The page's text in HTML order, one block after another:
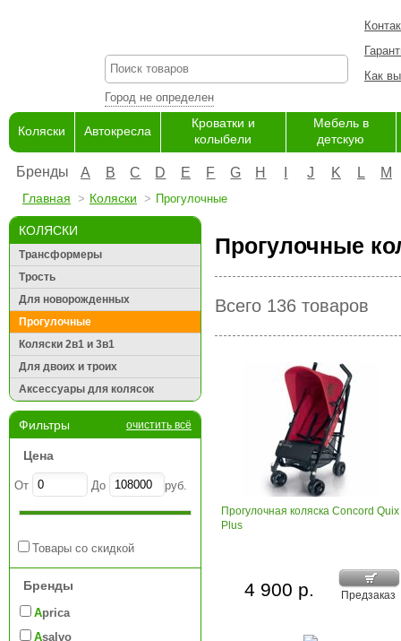
Город не определен
Как
Коляски Автокресла
Кроватки и
колыбели
Мебель в
детскую
Бренды A B C D E F G H J K L M
Главная Коляски Прогулочные
КОЛЯСКИ
Трансформеры
Трость
Для новорожденных
Прогулочные
Коляски 2в1 и 3в1
Для двоих и троих
Аксессуары для колясок
Фильтры очистить всё
Цена
От До руб.
Товары со скидкой
Бренды
Aprica
Asalvo
Прогулочные
Всего 136 товаров
Прогулочная коляска Concord Quix
Plus
Предзаказ
4 900 р.